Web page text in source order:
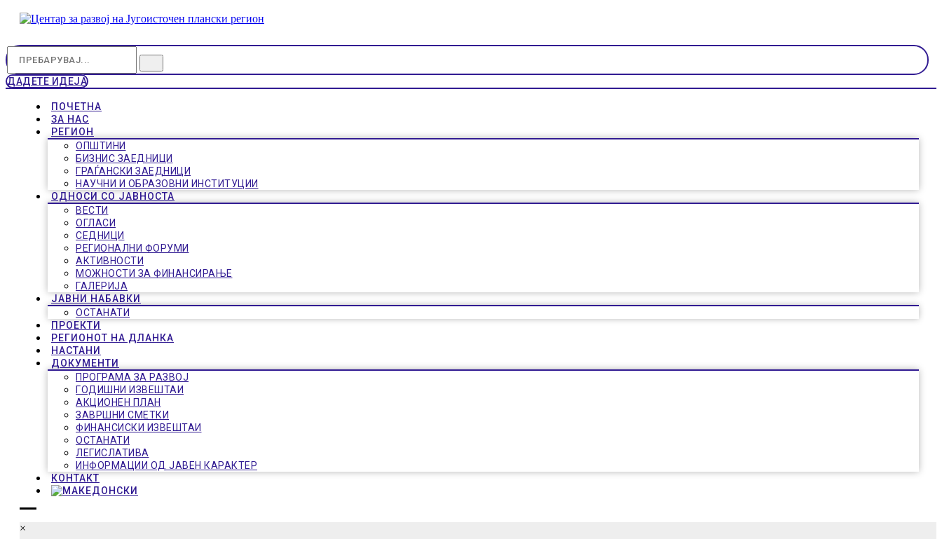
ДАДЕТЕ ИДЕЈА
ПОЧЕТНА
ЗА НАС
РЕГИОН
ОПШТИНИ
БИЗНИС ЗАЕДНИЦИ
ГРАЃАНСКИ ЗАЕДНИЦИ
НАУЧНИ И ОБРАЗОВНИ ИНСТИТУЦИИ
ОДНОСИ СО ЈАВНОСТА
ВЕСТИ
ОГЛАСИ
СЕДНИЦИ
РЕГИОНАЛНИ ФОРУМИ
АКТИВНОСТИ
МОЖНОСТИ ЗА ФИНАНСИРАЊЕ
ГАЛЕРИЈА
ЈАВНИ НАБАВКИ
ОСТАНАТИ
ПРОЕКТИ
РЕГИОНОТ НА ДЛАНКА
НАСТАНИ
ДОКУМЕНТИ
ПРОГРАМА ЗА РАЗВОЈ
ГОДИШНИ ИЗВЕШТАИ
АКЦИОНЕН ПЛАН
ЗАВРШНИ СМЕТКИ
ФИНАНСИСКИ ИЗВЕШТАИ
ОСТАНАТИ
ЛЕГИСЛАТИВА
ИНФОРМАЦИИ ОД ЈАВЕН КАРАКТЕР
КОНТАКТ
×